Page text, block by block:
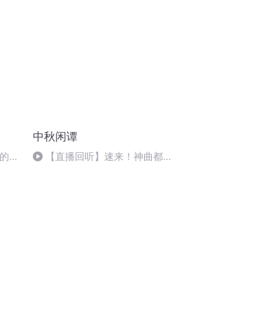
家
中秋闲谭
【直播回听】速来！神曲都会